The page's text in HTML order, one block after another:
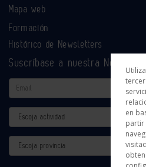
Mapa web
Formación
Histórico de Newsletters
Suscríbase a nuestra Newsletter
Email
Actividad
Provincia
en
partir